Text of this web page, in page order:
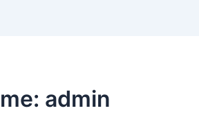
admin